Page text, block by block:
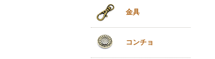
金具
コンチョ